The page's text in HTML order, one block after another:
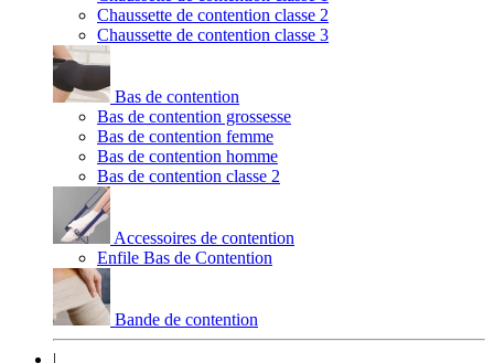
Chaussette de contention classe 2
Chaussette de contention classe 3
Bas de contention
Bas de contention grossesse
Bas de contention femme
Bas de contention homme
Bas de contention classe 2
Accessoires de contention
Enfile Bas de Contention
Bande de contention
|